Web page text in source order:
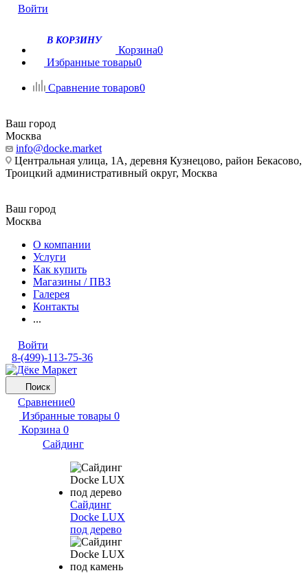
Войти
В КОРЗИНУ
Корзина0
Избранные товары0
Сравнение товаров0
Ваш город
Москва
info@docke.market
Центральная улица, 1А, деревня Кузнецово, район Бекасово,
Троицкий административный округ, Москва
Ваш город
Москва
О компании
Услуги
Как купить
Магазины / ПВЗ
Галерея
Контакты
...
Войти
8-(499)-113-75-36
Поиск
Сравнение0
Избранные товары 0
Корзина 0
Сайдинг
Сайдинг
Docke LUX
под дерево